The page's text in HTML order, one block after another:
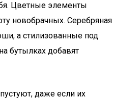
Цветные элементы
новобрачных. Серебряная
а стилизованные под
бутылках добавят
даже если их